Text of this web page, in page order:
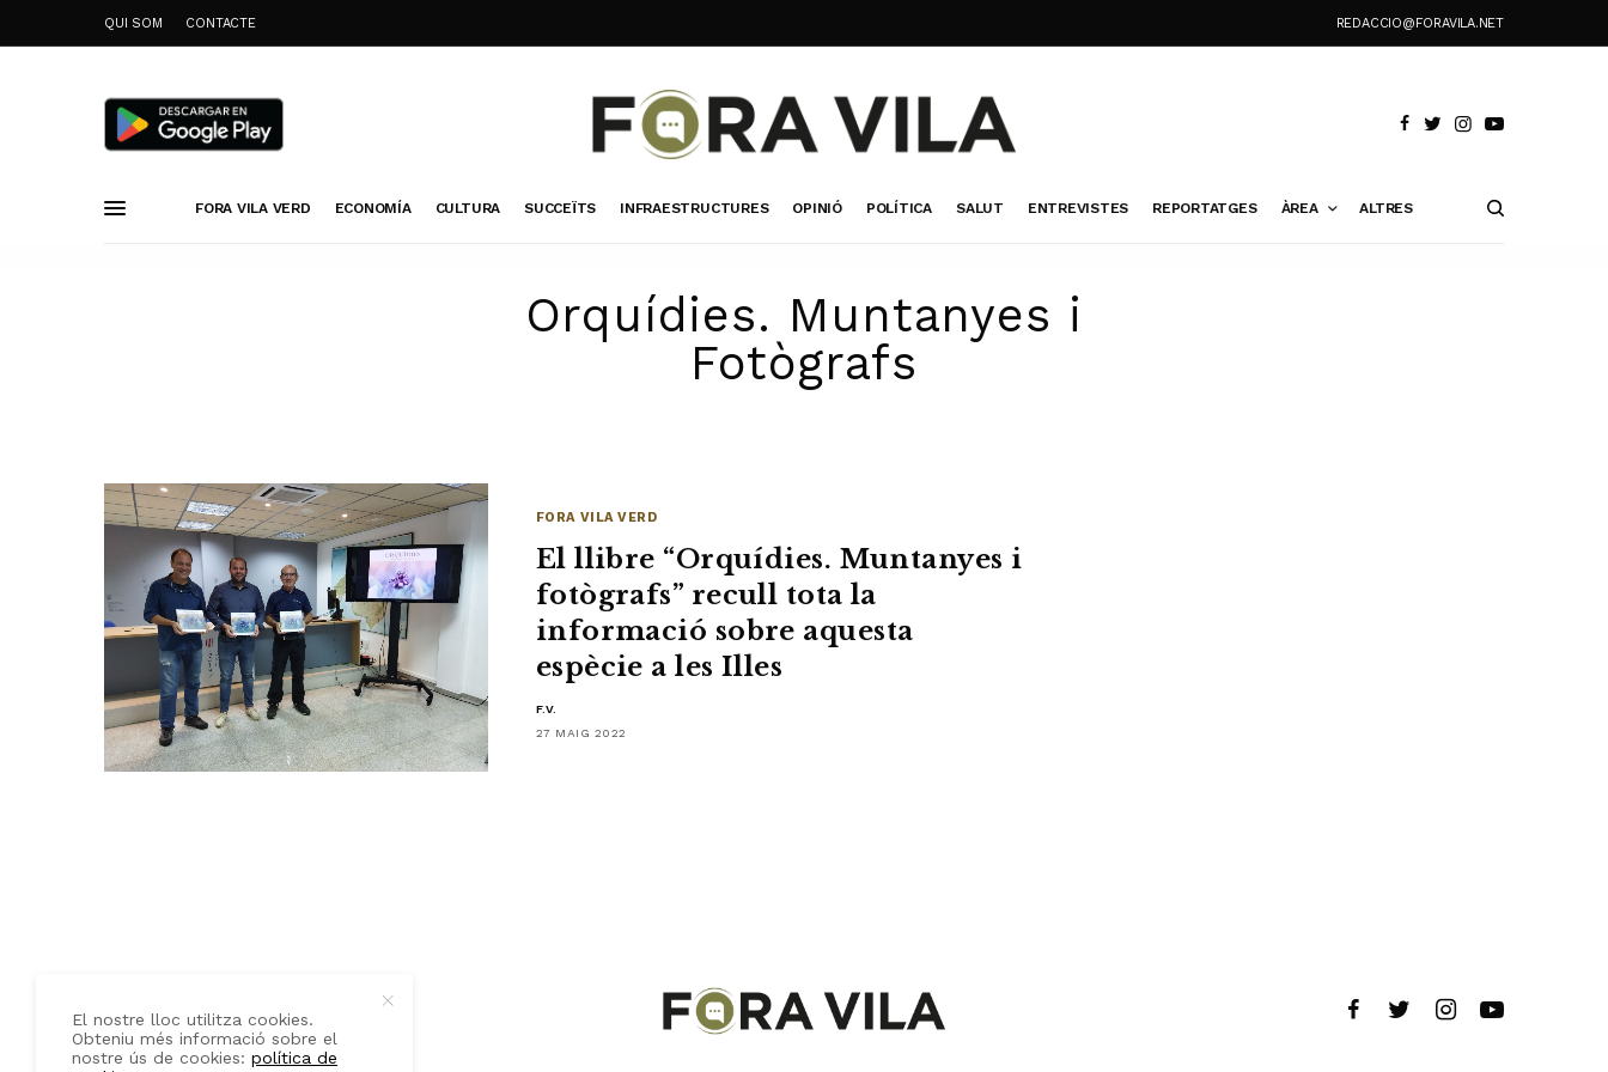
QUI SOM CONTACTE REDACCIO@FORAVILA.NET
FORA VILA VERD ECONOMÍA CULTURA SUCCEÏTS INFRAESTRUCTURES OPINIÓ POLÍTICA SALUT ENTREVISTES REPORTATGES ÀREA ALTRES
Orquídies. Muntanyes i
Fotògrafs
FORA VILA VERD
El llibre “Orquídies. Muntanyes i
fotògrafs” recull tota la
informació sobre aquesta
espècie a les Illes
F.V.
27 MAIG 2022
QUI SOM CONTACTE
El nostre lloc utilitza cookies.
Obteniu més informació sobre el
nostre ús de cookies:política de